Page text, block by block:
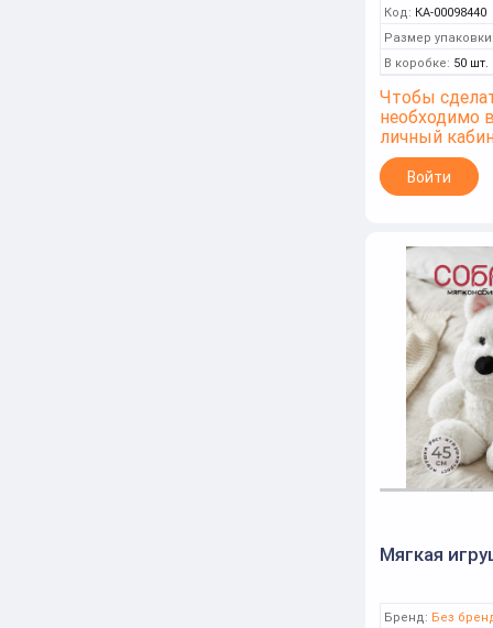
Код: КА-00098440
Размер упаковки:
В коробке: 50 шт.
Чтобы
необходимо
личный
Войти
Мягкая
Бренд: Без